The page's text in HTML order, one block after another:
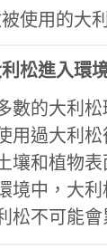
使用的大
松進入環
數的大利
用過大利
壤和植物
境中，大
松不可能